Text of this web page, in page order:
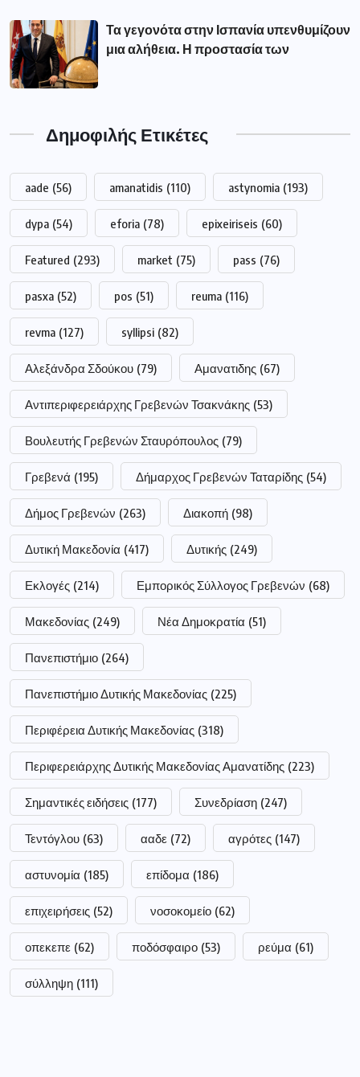
Τα γεγονότα στην Ισπανία υπενθυμίζουν
μια αλήθεια. Η προστασία των
Δημοφιλής Ετικέτες
aade (56) amanatidis (110) astynomia (193)
dypa (54) eforia (78) epixeiriseis (60)
Featured (293) market (75) pass (76)
pasxa (52) pos (51) reuma (116)
revma (127) syllipsi (82)
Αλεξάνδρα Σδούκου (79) Αμανατιδης (67)
Αντιπεριφερειάρχης Γρεβενών Τσακνάκης (53)
Βουλευτής Γρεβενών Σταυρόπουλος (79)
Γρεβενά (195) Δήμαρχος Γρεβενών Ταταρίδης (54)
Δήμος Γρεβενών (263) Διακοπή (98)
Δυτική Μακεδονία (417) Δυτικής (249)
Εκλογές (214) Εμπορικός Σύλλογος Γρεβενών (68)
Μακεδονίας (249) Νέα Δημοκρατία (51)
Πανεπιστήμιο (264)
Πανεπιστήμιο Δυτικής Μακεδονίας (225)
Περιφέρεια Δυτικής Μακεδονίας (318)
Περιφερειάρχης Δυτικής Μακεδονίας Αμανατίδης (223)
Σημαντικές ειδήσεις (177) Συνεδρίαση (247)
Τεντόγλου (63) ααδε (72) αγρότες (147)
αστυνομία (185) επίδομα (186)
επιχειρήσεις (52) νοσοκομείο (62)
οπεκεπε (62) ποδόσφαιρο (53) ρεύμα (61)
σύλληψη (111)